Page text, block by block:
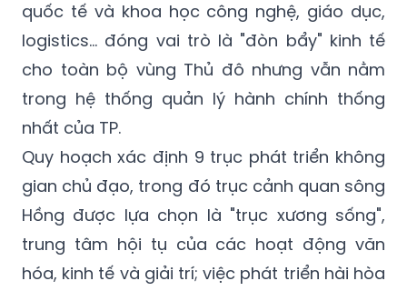
Xuyên). Các khu vực này được quy hoạch
trở thành các trung tâm dịch vụ, hội nhập
quốc tế và khoa học công nghệ, giáo dục,
logistics... đóng vai trò là "đòn bẩy" kinh tế
cho toàn bộ vùng Thủ đô nhưng vẫn nằm
trong hệ thống quản lý hành chính thống
nhất của TP.
Quy hoạch xác định 9 trục phát triển không
gian chủ đạo, trong đó trục cảnh quan sông
Hồng được lựa chọn là "trục xương sống",